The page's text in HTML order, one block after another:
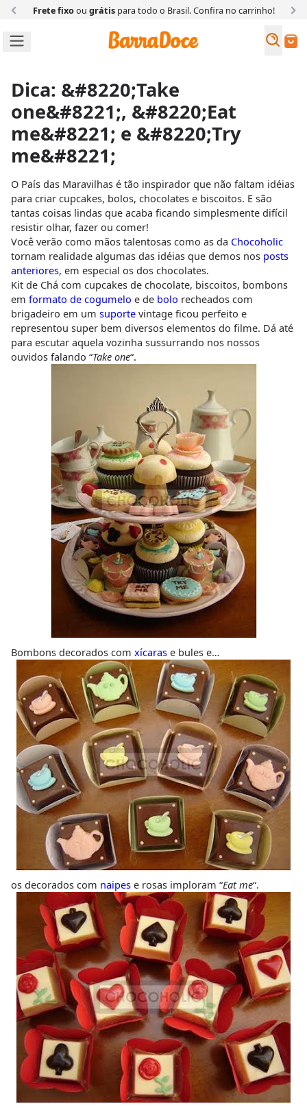
Frete fixoou grátispara todo o Brasil. Confira no carrinho!
Buscar
Dica: &#8220;Take
one&#8221;, &#8220;Eat
me&#8221; e &#8220;Try
me&#8221;
O País das Maravilhas é tão inspirador que não faltam idéias
para criar cupcakes, bolos, chocolates e biscoitos. E são
tantas coisas lindas que acaba ficando simplesmente difícil
resistir olhar, fazer ou comer!
Você verão como mãos talentosas como as da Chocoholic
tornam realidade algumas das idéias que demos nos posts
anteriores, em especial os dos chocolates.
Kit de Chá com cupcakes de chocolate, biscoitos, bombons
em formato de cogumelo e de bolo recheados com
brigadeiro em um suportevintage ficou perfeito e
representou super bem diversos elementos do filme. Dá até
para escutar aquela vozinha sussurrando nos nossos
ouvidos falando “Take one“.
Bombons decorados com xícarase bules e…
os decorados com naipese rosas imploram “Eat me“.